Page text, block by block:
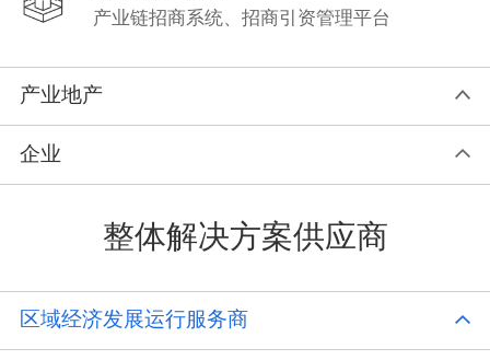
产业链招商系统、招商引资管理平台
产业地产
企业
整体解决方案供应商
区域经济发展运行服务商